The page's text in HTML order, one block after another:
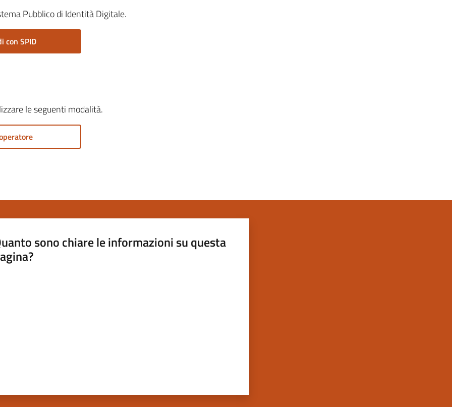
Pubblico di Identità Digitale.
con SPID
le seguenti modalità.
sono chiare le informazioni su questa